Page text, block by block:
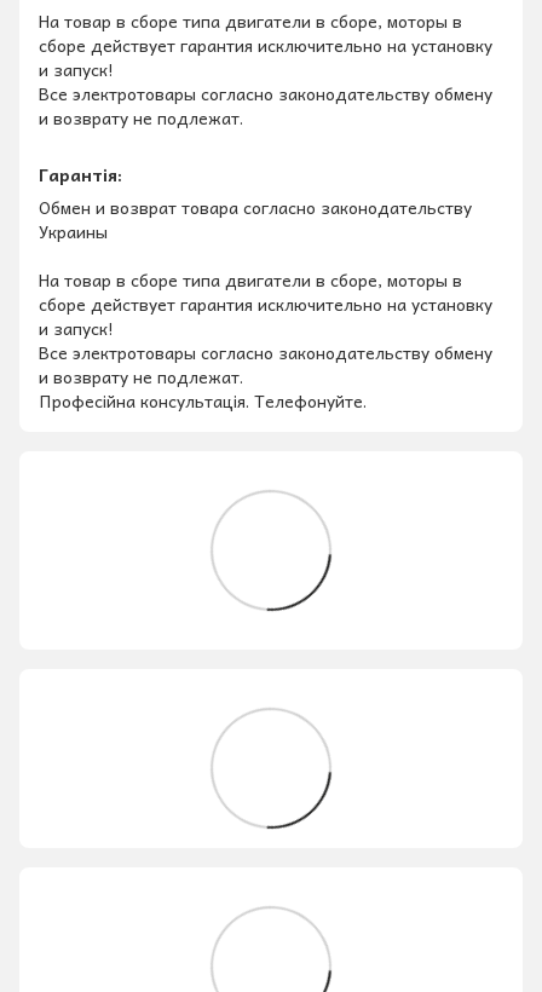
На товар в сборе типа двигатели в сборе, моторы в
сборе действует гарантия исключительно на установку
и запуск!
Все электротовары согласно законодательству обмену
и возврату не подлежат.
Гарантія:
Обмен и возврат товара согласно законодательству
Украины
На товар в сборе типа двигатели в сборе, моторы в
сборе действует гарантия исключительно на установку
и запуск!
Все электротовары согласно законодательству обмену
и возврату не подлежат.
Професійна консультація. Телефонуйте.